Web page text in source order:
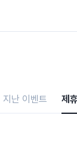
지난 이벤트 제